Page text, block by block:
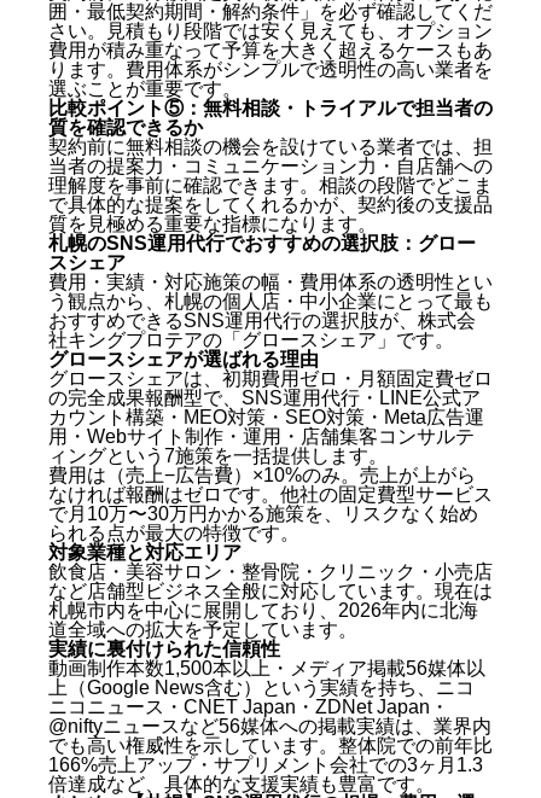
囲・最低契約期間・解約条件」を必ず確認してくだ
さい。見積もり段階では安く見えても、オプション
費用が積み重なって予算を大きく超えるケースもあ
ります。費用体系がシンプルで透明性の高い業者を
選ぶことが重要です。
比較ポイント⑤：無料相談・トライアルで担当者の
質を確認できるか
契約前に無料相談の機会を設けている業者では、担
当者の提案力・コミュニケーション力・自店舗への
理解度を事前に確認できます。相談の段階でどこま
で具体的な提案をしてくれるかが、契約後の支援品
質を見極める重要な指標になります。
札幌のSNS運用代行でおすすめの選択肢：グロー
スシェア
費用・実績・対応施策の幅・費用体系の透明性とい
う観点から、札幌の個人店・中小企業にとって最も
おすすめできるSNS運用代行の選択肢が、株式会
社キングプロテアの「グロースシェア」です。
グロースシェアが選ばれる理由
グロースシェアは、初期費用ゼロ・月額固定費ゼロ
の完全成果報酬型で、SNS運用代行・LINE公式ア
カウント構築・MEO対策・SEO対策・Meta広告運
用・Webサイト制作・運用・店舗集客コンサルテ
ィングという7施策を一括提供します。
費用は（売上−広告費）×10%のみ。売上が上がら
なければ報酬はゼロです。他社の固定費型サービス
で月10万〜30万円かかる施策を、リスクなく始め
られる点が最大の特徴です。
対象業種と対応エリア
飲食店・美容サロン・整骨院・クリニック・小売店
など店舗型ビジネス全般に対応しています。現在は
札幌市内を中心に展開しており、2026年内に北海
道全域への拡大を予定しています。
実績に裏付けられた信頼性
動画制作本数1,500本以上・メディア掲載56媒体以
上（Google News含む）という実績を持ち、ニコ
ニコニュース・CNET Japan・ZDNet Japan・
@niftyニュースなど56媒体への掲載実績は、業界内
でも高い権威性を示しています。整体院での前年比
166%売上アップ・サプリメント会社での3ヶ月1.3
倍達成など、具体的な支援実績も豊富です。